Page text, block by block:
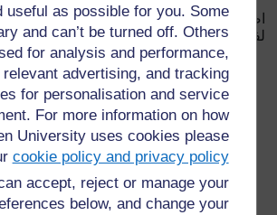
useful as possible for you. Some
and can’t be turned off. Others
for analysis and performance,
advertising, and tracking
for personalisation and service
For more information on how
University uses cookies please
cookie policy and privacy policy
accept, reject or manage your
below, and change your
اضغط الوصلةwith large classes
لفتح المصدر.
لمعلومات إضافية، الرجاء مراجعة الأسئلة
تقدم لك الدعم التي
هل لديك سؤال؟